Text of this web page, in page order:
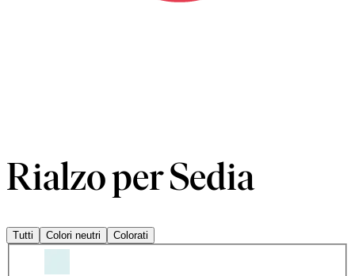
Rialzo per Sedia
Tutti Colori neutri Colorati